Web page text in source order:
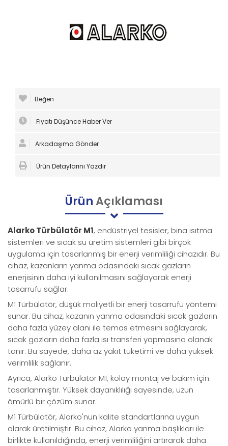
Beğen
Fiyatı Düşünce Haber Ver
Arkadaşıma Gönder
Ürün Detaylarını Yazdır
ÜrünAçıklaması
Alarko Türbülatör M1, endüstriyel tesisler, bina ısıtma
sistemleri ve sıcak su üretim sistemleri gibi birçok
uygulama için tasarlanmış bir enerji verimliliği cihazıdır. Bu
cihaz, kazanların yanma odasındaki sıcak gazların
enerjisinin daha iyi kullanılmasını sağlayarak enerji
tasarrufu sağlar.
M1 Türbülatör, düşük maliyetli bir enerji tasarrufu yöntemi
sunar. Bu cihaz, kazanın yanma odasındaki sıcak gazların
daha fazla yüzey alanı ile temas etmesini sağlayarak,
sıcak gazların daha fazla ısı transferi yapmasına olanak
tanır. Bu sayede, daha az yakıt tüketimi ve daha yüksek
verimlilik sağlanır.
Ayrıca, Alarko Türbülatör M1, kolay montaj ve bakım için
tasarlanmıştır. Yüksek dayanıklılığı sayesinde, uzun
ömürlü bir çözüm sunar.
M1 Türbülatör, Alarko'nun kalite standartlarına uygun
olarak üretilmiştir. Bu cihaz, Alarko yanma başlıkları ile
birlikte kullanıldığında, enerji verimliliğini artırarak daha